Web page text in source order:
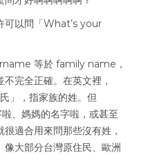
可以問「What’s your
等於 family name，
不完全正確。在英文裡，
」，指家族的姓。但
、媽媽的名字啦，或甚至
適合用來問那些沒有姓，
大部分台灣原住民、歐洲